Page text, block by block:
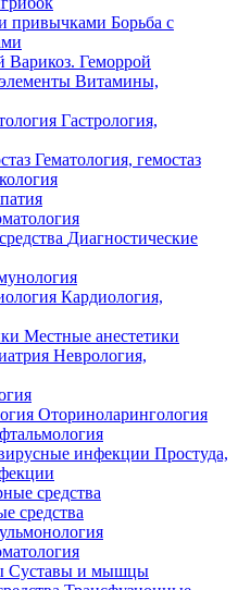
Борьба с
Варикоз. Геморрой
Витамины,
Гастрология,
Гематология, гемостаз
Диагностические
Кардиология,
Местные анестетики
Неврология,
Оториноларингология
Простуда,
средства
Суставы и мышцы